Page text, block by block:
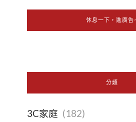
休息一下，進廣告
分類
3C家庭 (182)